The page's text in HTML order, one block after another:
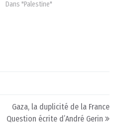
Dans "Palestine"
Gaza, la duplicité de la France
Question écrite d’André Gerin